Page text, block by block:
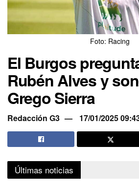
Foto: Racing
El Burgos
Rubén Alves y
Grego Sierra
Redacción G3 17/01/2025
Últimas noticias